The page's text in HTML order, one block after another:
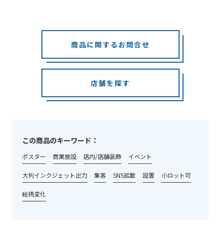
商品に関するお問合せ
店舗を探す
この商品のキーワード：
ポスター 商業施設 店内/店舗装飾 イベント
大判インクジェット出力 集客 SNS拡散 設置 小ロット可
絵柄変化